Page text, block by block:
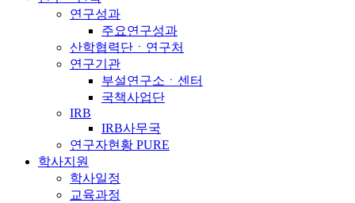
연구성과
주요연구성과
산학협력단ㆍ연구처
연구기관
부설연구소ㆍ센터
국책사업단
IRB
IRB사무국
연구자현황 PURE
학사지원
학사일정
교육과정